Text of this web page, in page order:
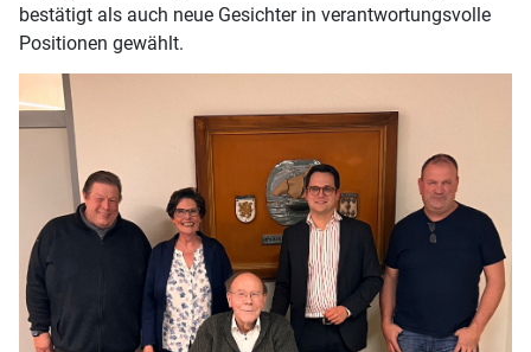
bestätigt als auch neue Gesichter in verantwortungsvolle
Positionen gewählt.